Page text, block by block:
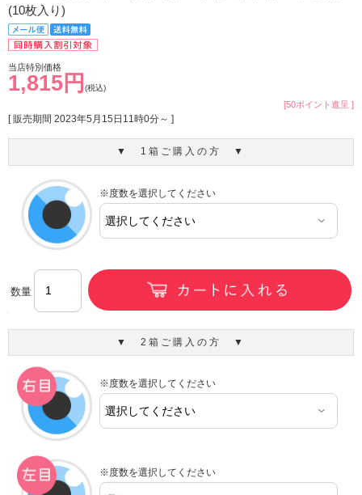
(10枚入り)
当店特別価格
1,815円 (税込)
[50ポイント進呈 ]
[ 販売期間 2023年5月15日11時0分～ ]
▼ 1箱ご購入の方 ▼
※度数を選択してください
数量
▼ 2箱ご購入の方 ▼
※度数を選択してください
※度数を選択してください